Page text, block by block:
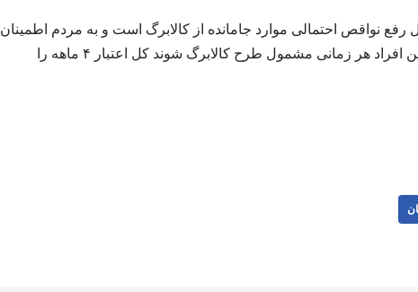
رفع نواقص احتمالی موارد جامانده از کالابرگ است و به مردم اطمینان
می‌دهد پیگیر حل مشکلات باشد. بدیهی است که این افراد هر زمانی مشمول طرح کالابرگ شوند کل اعتبار ۴ ماهه را